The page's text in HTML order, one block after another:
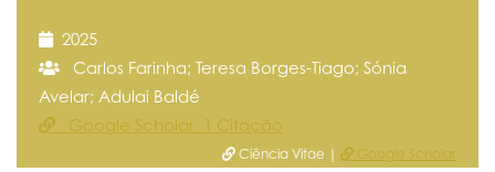
2025
Carlos Farinha; Teresa Borges-Tiago; Sónia
Avelar; Adulai Baldé
Google Scholar 1 Citação
Ciência Vitae | Google Scholar